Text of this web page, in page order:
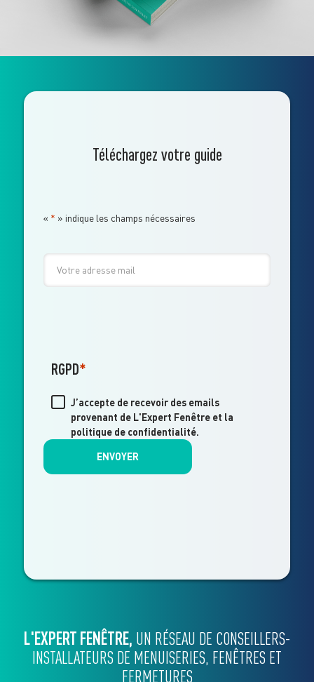
Téléchargez votre guide
« * » indique les champs nécessaires
MAIL
RGPD*
J’accepte de recevoir des emails
provenant de L'Expert Fenêtre et la
politique de confidentialité.
ENVOYER
L'EXPERT FENÊTRE, UN RÉSEAU DE CONSEILLERS-
INSTALLATEURS DE MENUISERIES, FENÊTRES ET
FERMETURES